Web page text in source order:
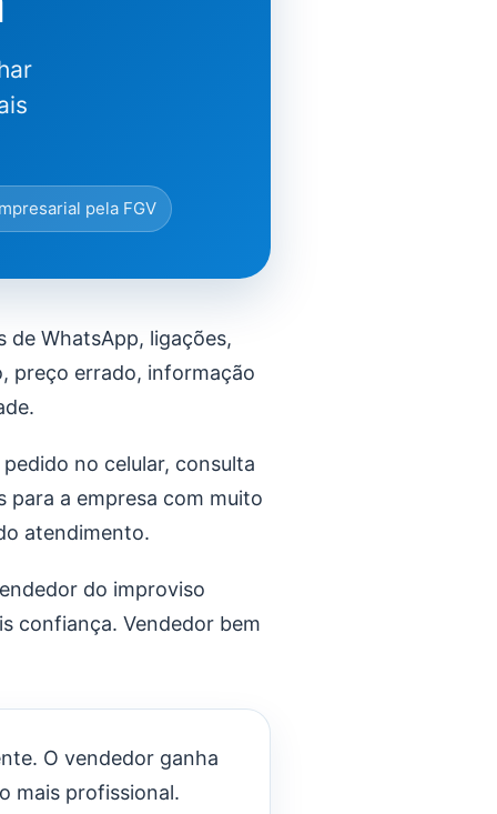
pela FGV
de WhatsApp, ligações,
preço errado, informação
no celular, consulta
a empresa com muito
atendimento.
do improviso
confiança. Vendedor bem
O vendedor ganha
mais profissional.